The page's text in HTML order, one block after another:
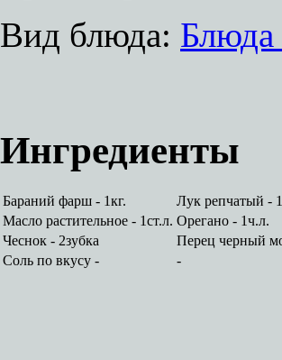
Вид блюда: Блюда
Ингредиенты
Бараний фарш - 1кг.
Лук репчатый -
Масло растительное - 1ст.л. Орегано - 1ч.л.
Чеснок - 2зубка
Перец черный
Соль по вкусу -
-